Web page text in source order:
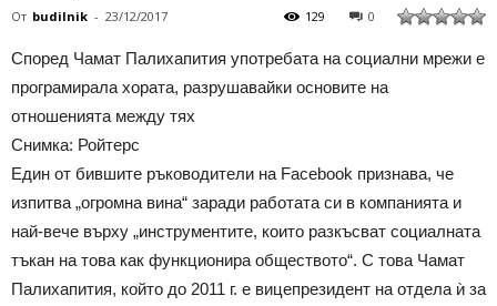
От budilnik - 23/12/2017 0
129
Според Чамат Палихапития употребата на социални мрежи е
програмирала хората, разрушавайки основите на
отношенията между тях
Снимка: Ройтерс
Един от бившите ръководители на Facebook признава, че
изпитва „огромна вина“ заради работата си в компанията и
най-вече върху „инструментите, които разкъсват социалната
тъкан на това как функционира обществото“. С това Чамат
Палихапития, който до 2011 г. е вицепрезидент на отдела ѝ за